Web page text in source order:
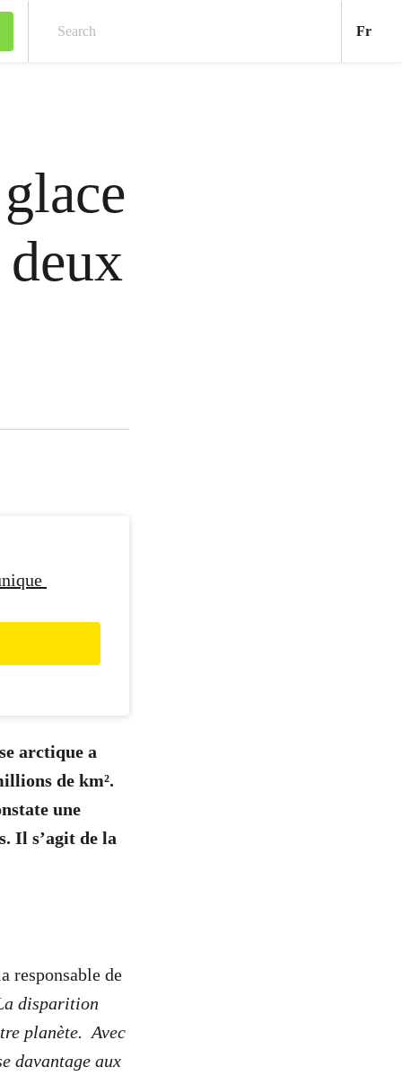
Fr
arctique a
de km².
une
Il s’agit de la
responsable de
disparition
planète. Avec
davantage aux